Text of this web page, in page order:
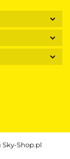
Shop.pl